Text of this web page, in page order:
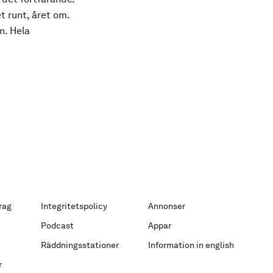
runt, året om.
Hela
Integritetspolicy
Annonser
Podcast
Appar
Räddningsstationer
Information in english